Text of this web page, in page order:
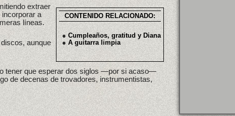
CONTENIDO RELACIONADO:
● Cumpleaños, gratitud y Diana
● A guitarra limpia
extraer
a
líneas.
aunque
tener que esperar dos siglos —por si acaso—
de decenas de trovadores, instrumentistas,